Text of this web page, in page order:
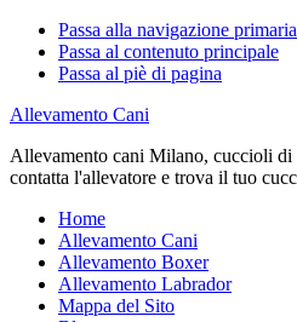
Passa alla navigazione primaria
Passa al contenuto principale
Passa al piè di pagina
Allevamento Cani
Allevamento cani Milano, cuccioli di
contatta l'allevatore e trova il tuo
Home
Allevamento Cani
Allevamento Boxer
Allevamento Labrador
Mappa del Sito